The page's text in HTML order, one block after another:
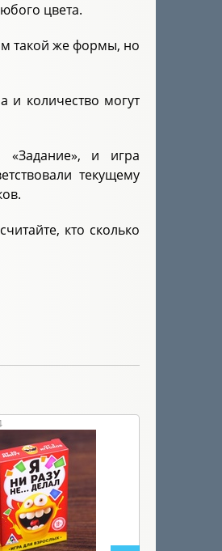
цвета.
такой же формы, но
и количество могут
и игра
текущему
кто сколько